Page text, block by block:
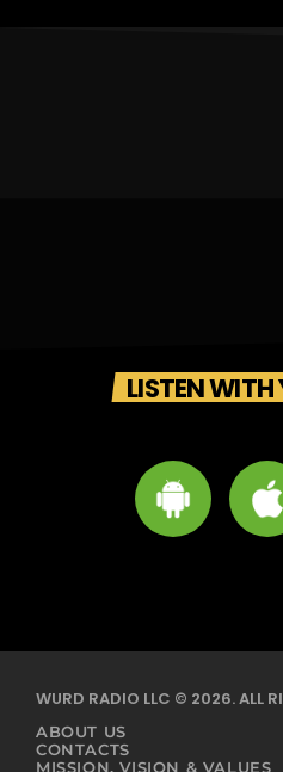
LISTEN WITH
WURD RADIO LLC © 2026. ALL
ABOUT US
CONTACTS
MISSION, VISION & VALUES